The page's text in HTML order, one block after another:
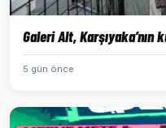
Galeri Alt, Karşıyaka’nın
5 gün önce